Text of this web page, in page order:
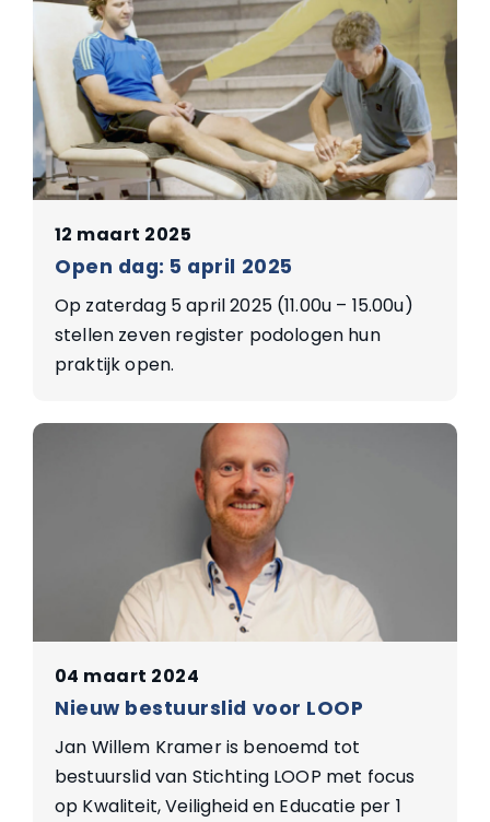
12 maart 2025
Open dag: 5 april 2025
Op zaterdag 5 april 2025 (11.00u – 15.00u)
stellen zeven register podologen hun
praktijk open.
04 maart 2024
Nieuw bestuurslid voor LOOP
Jan Willem Kramer is benoemd tot
bestuurslid van Stichting LOOP met focus
op Kwaliteit, Veiligheid en Educatie per 1